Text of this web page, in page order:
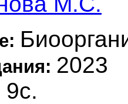
2023
9с.